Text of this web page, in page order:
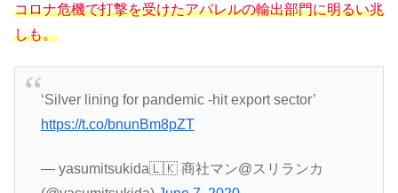
コロナ危機で打撃を受けたアパレルの輸出部門に明るい兆
しも。
‘Silver lining for pandemic -hit export sector’
https://t.co/bnunBm8pZT
— yasumitsukida🇱🇰 商社マン@スリランカ